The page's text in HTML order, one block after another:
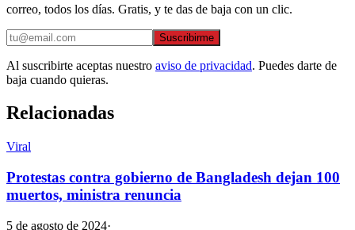
correo, todos los días. Gratis, y te das de baja con un clic.
Suscribirme
Al suscribirte aceptas nuestro aviso de privacidad. Puedes darte de
baja cuando quieras.
Relacionadas
Viral
Protestas contra gobierno de Bangladesh dejan 100
muertos, ministra renuncia
5 de agosto de 2024·